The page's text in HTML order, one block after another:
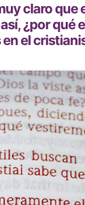
claro que
¿por
en el